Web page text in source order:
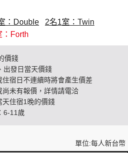
：Double
2名1室：Twin
：Forth
價錢
出發日當天價錢
宿日不連續時將會產生價差
尚未有報價，詳情請電洽
天住宿1晚的價錢
6-11歲
單位:每人新台幣